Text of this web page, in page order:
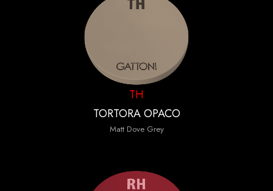
TH
TORTORA OPACO
Matt Dove Grey